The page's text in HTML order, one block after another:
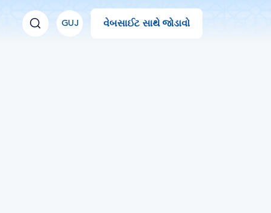
GUJ વેબસાઈટ સાથે જોડાવો